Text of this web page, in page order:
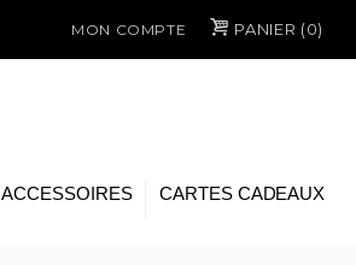
PANIER (0)
MON COMPTE
ACCESSOIRES CARTES CADEAUX